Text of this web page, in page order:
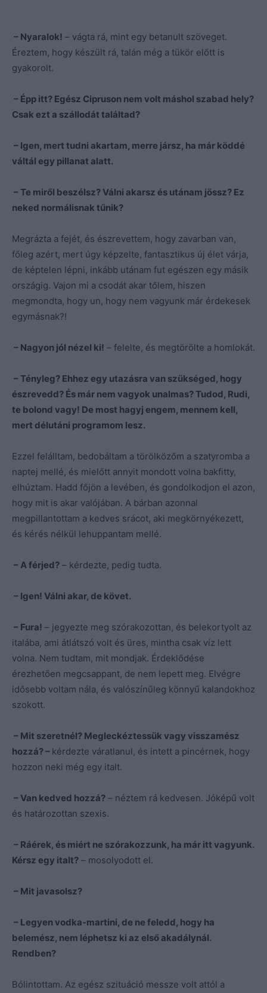
– Nyaralok! – vágta rá, mint egy betanult szöveget.
Éreztem, hogy készült rá, talán még a tükör előtt is
gyakorolt.
– Épp itt? Egész Cipruson nem volt máshol szabad hely?
Csak ezt a szállodát találtad?
– Igen, mert tudni akartam, merre jársz, ha már köddé
váltál egy pillanat alatt.
– Te miről beszélsz? Válni akarsz és utánam jössz? Ez
neked normálisnak tűnik?
Megrázta a fejét, és észrevettem, hogy zavarban van,
főleg azért, mert úgy képzelte, fantasztikus új élet várja,
de képtelen lépni, inkább utánam fut egészen egy másik
országig. Vajon mi a csodát akar tőlem, hiszen
megmondta, hogy un, hogy nem vagyunk már érdekesek
egymásnak?!
– Nagyon jól nézel ki! – felelte, és megtörölte a homlokát.
– Tényleg? Ehhez egy utazásra van szükséged, hogy
észrevedd? És már nem vagyok unalmas? Tudod, Rudi,
te bolond vagy! De most hagyj engem, mennem kell,
mert délutáni programom lesz.
Ezzel felálltam, bedobáltam a törölközőm a szatyromba a
naptej mellé, és mielőtt annyit mondott volna bakfitty,
elhúztam. Hadd főjön a levében, és gondolkodjon el azon,
hogy mit is akar valójában. A bárban azonnal
megpillantottam a kedves srácot, aki megkörnyékezett,
és kérés nélkül lehuppantam mellé.
– A férjed? – kérdezte, pedig tudta.
– Igen! Válni akar, de követ.
– Fura! – jegyezte meg szórakozottan, és belekortyolt az
italába, ami átlátszó volt és üres, mintha csak víz lett
volna. Nem tudtam, mit mondjak. Érdeklődése
érezhetően megcsappant, de nem lepett meg. Elvégre
idősebb voltam nála, és valószínűleg könnyű kalandokhoz
szokott.
– Mit szeretnél? Megleckéztessük vagy visszamész
hozzá? – kérdezte váratlanul, és intett a pincérnek, hogy
hozzon neki még egy italt.
– Van kedved hozzá? – néztem rá kedvesen. Jóképű volt
és határozottan szexis.
– Ráérek, és miért ne szórakozzunk, ha már itt vagyunk.
Kérsz egy italt? – mosolyodott el.
– Mit javasolsz?
– Legyen vodka-martini, de ne feledd, hogy ha
belemész, nem léphetsz ki az első akadálynál.
Rendben?
Bólintottam. Az egész szituáció messze volt attól a